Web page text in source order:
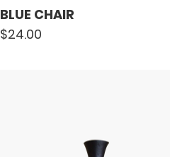
BLUE CHAIR
$24.00